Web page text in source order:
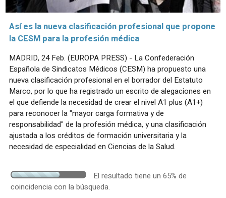
Así es la nueva clasificación profesional que propone
la CESM para la profesión médica
MADRID, 24 Feb. (EUROPA PRESS) - La Confederación
Española de Sindicatos Médicos (CESM) ha propuesto una
nueva clasificación profesional en el borrador del Estatuto
Marco, por lo que ha registrado un escrito de alegaciones en
el que defiende la necesidad de crear el nivel A1 plus (A1+)
para reconocer la "mayor carga formativa y de
responsabilidad" de la profesión médica, y una clasificación
ajustada a los créditos de formación universitaria y la
necesidad de especialidad en Ciencias de la Salud.
El resultado tiene un 65% de
coincidencia con la búsqueda.